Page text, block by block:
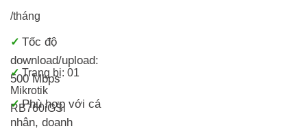
/tháng
✓ Tốc độ
download/upload:
500 Mbps
✓Trang bị: 01
Mikrotik
RB760iGSi
✓Phù hợp với cá
nhân, doanh